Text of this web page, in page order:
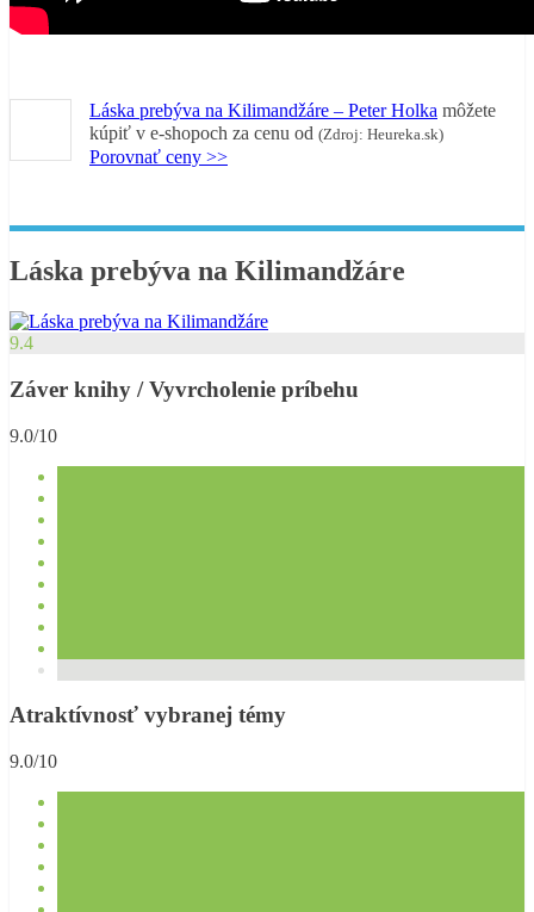
Láska prebýva na Kilimandžáre – Peter Holka môžete
kúpiť v e-shopoch za cenu od (Zdroj: Heureka.sk)
Porovnať ceny >>
Láska prebýva na Kilimandžáre
9.4
Záver knihy / Vyvrcholenie príbehu
9.0/10
Atraktívnosť vybranej témy
9.0/10